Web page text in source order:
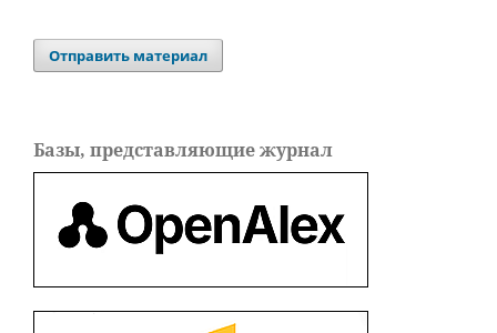
Отправить материал
Базы, представляющие журнал